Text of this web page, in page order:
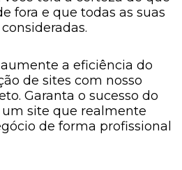
fora e que todas as suas
a eficiência do
de sites com nosso
Garanta o sucesso do
site que realmente
de forma profissional